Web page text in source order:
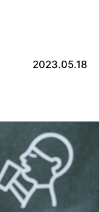
2023.05.18